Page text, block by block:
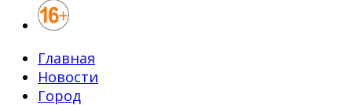
Главная
Новости
Город